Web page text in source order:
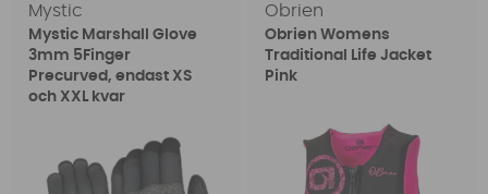
Mystic
Mystic Marshall Glove
3mm 5Finger
Precurved, endast XS
och XXL kvar
Obrien
Obrien Womens
Traditional Life Jacket
Pink